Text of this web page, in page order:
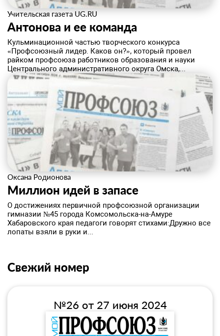
Учительская газета UG.RU
Антонова и ее команда
Кульминационной частью творческого конкурса
«Профсоюзный лидер. Каков он?», который провел
райком профсоюза работников образования и науки
Центрального административного округа Омска,...
Оксана Родионова
Миллион идей в запасе
О достижениях первичной профсоюзной организации
гимназии №45 города Комсомольска-на-Амуре
Хабаровского края педагоги говорят стихами:Дружно все
лопаты взяли в руки и...
Свежий номер
№26 от 27 июня 2024